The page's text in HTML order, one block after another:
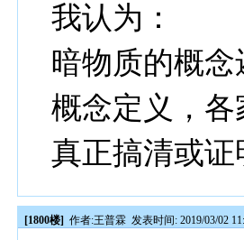
我认为：
暗物质的概
概念定义，
真正搞清或
[1800楼] 作者:王普霖 发表时间: 2019/03/02